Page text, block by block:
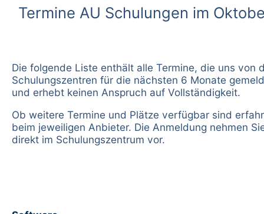
Termine AU Schulungen im
Die folgende Liste enthält alle Termine, die uns von
Schulungszentren für die nächsten 6 Monate
und erhebt keinen Anspruch auf Vollständigkeit.
Ob weitere Termine und Plätze verfügbar sind
beim jeweiligen Anbieter. Die Anmeldung nehmen
direkt im Schulungszentrum vor.